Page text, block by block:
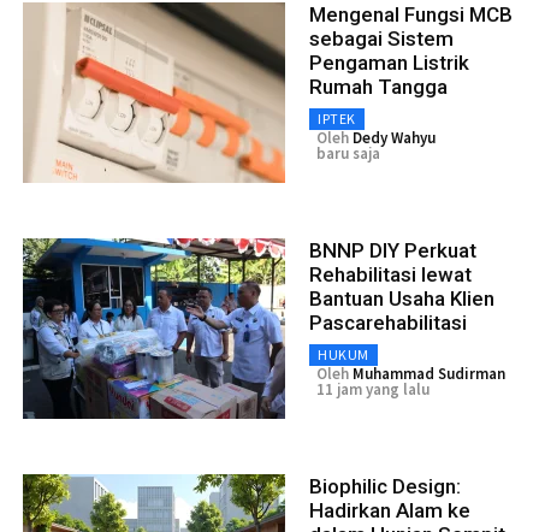
Mengenal Fungsi MCB
sebagai Sistem
Pengaman Listrik
Rumah Tangga
IPTEK
Oleh Dedy Wahyu
baru saja
BNNP DIY Perkuat
Rehabilitasi lewat
Bantuan Usaha Klien
Pascarehabilitasi
HUKUM
Oleh Muhammad Sudirman
11 jam yang lalu
Biophilic Design:
Hadirkan Alam ke